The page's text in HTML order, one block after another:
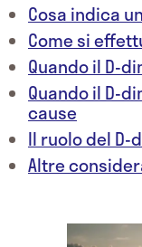
Cosa indica
Come si
Quando il D-
Quando il D-
cause
Il ruolo del D-
Altre